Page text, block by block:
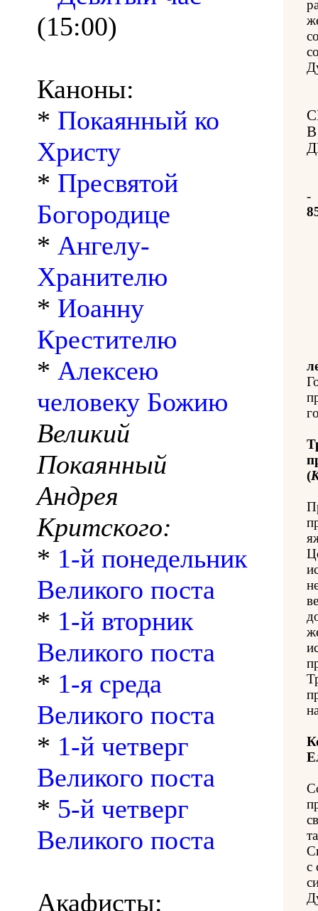
(15:00)
Каноны:
* Покаянный ко
Христу
* Пресвятой
Богородице
* Ангелу-
Хранителю
* Иоанну
Крестителю
* Алексею
человеку Божию
Великий
Покаянный
Андрея
Критского:
* 1-й понедельник
Великого поста
* 1-й вторник
Великого поста
* 1-я среда
Великого поста
* 1-й четверг
Великого поста
* 5-й четверг
Великого поста
Акафисты:
-
(
с